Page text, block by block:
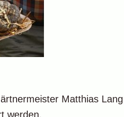
Matthias
werden.